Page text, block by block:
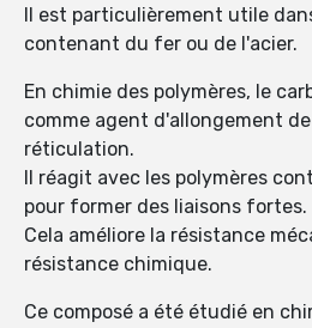
Il est particulièrement utile
contenant du fer ou de l'acier.
En chimie des polymères, le
comme agent d'allongement
réticulation.
Il réagit avec les polymères
pour former des liaisons fortes.
Cela améliore la résistance
résistance chimique.
Ce composé a été étudié en